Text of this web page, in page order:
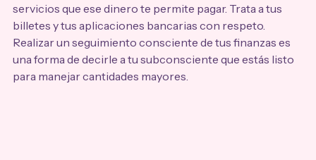
servicios que ese dinero te permite pagar. Trata a tus
billetes y tus aplicaciones bancarias con respeto.
Realizar un seguimiento consciente de tus finanzas es
una forma de decirle a tu subconsciente que estás listo
para manejar cantidades mayores.